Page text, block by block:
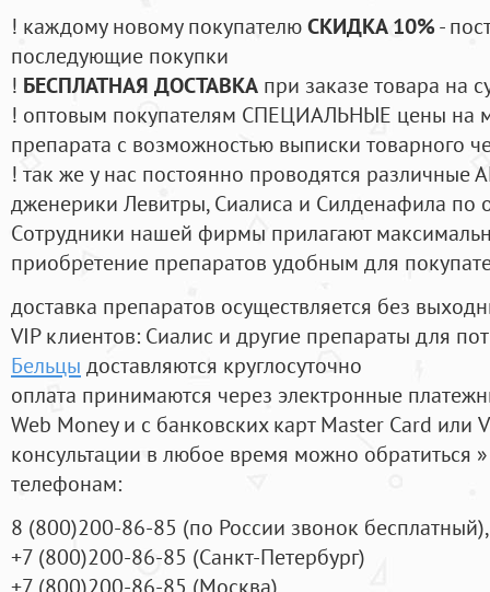
! каждому новому покупателюСКИДКА 10%-
последующие покупки
! БЕСПЛАТНАЯ ДОСТАВКА при заказе товара на
! оптовым покупателям СПЕЦИАЛЬНЫЕ цены на
препарата с возможностью выписки товарного
! так же у нас постоянно проводятся
дженерики Левитры, Сиалиса и Силденафила по
Cотрудники нашей фирмы прилагают
приобретение препаратов удобным для
доставка препаратов осуществляется без
VIP клиентов: Сиалис и другие препараты для
Бельцы доставляются круглосуточно
оплата принимаются через электронные
Web Money и с банковских карт Master Card или
консультации в любое время можно обратиться
телефонам:
8 (800)200-86-85 (по России звонок бесплатный),
+7 (800)200-86-85 (Санкт-Петербург)